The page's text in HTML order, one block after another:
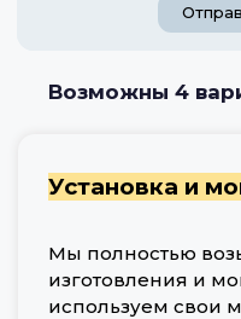
Возможны 4
Установка и
Мы полностью
изготовления и
используем свои